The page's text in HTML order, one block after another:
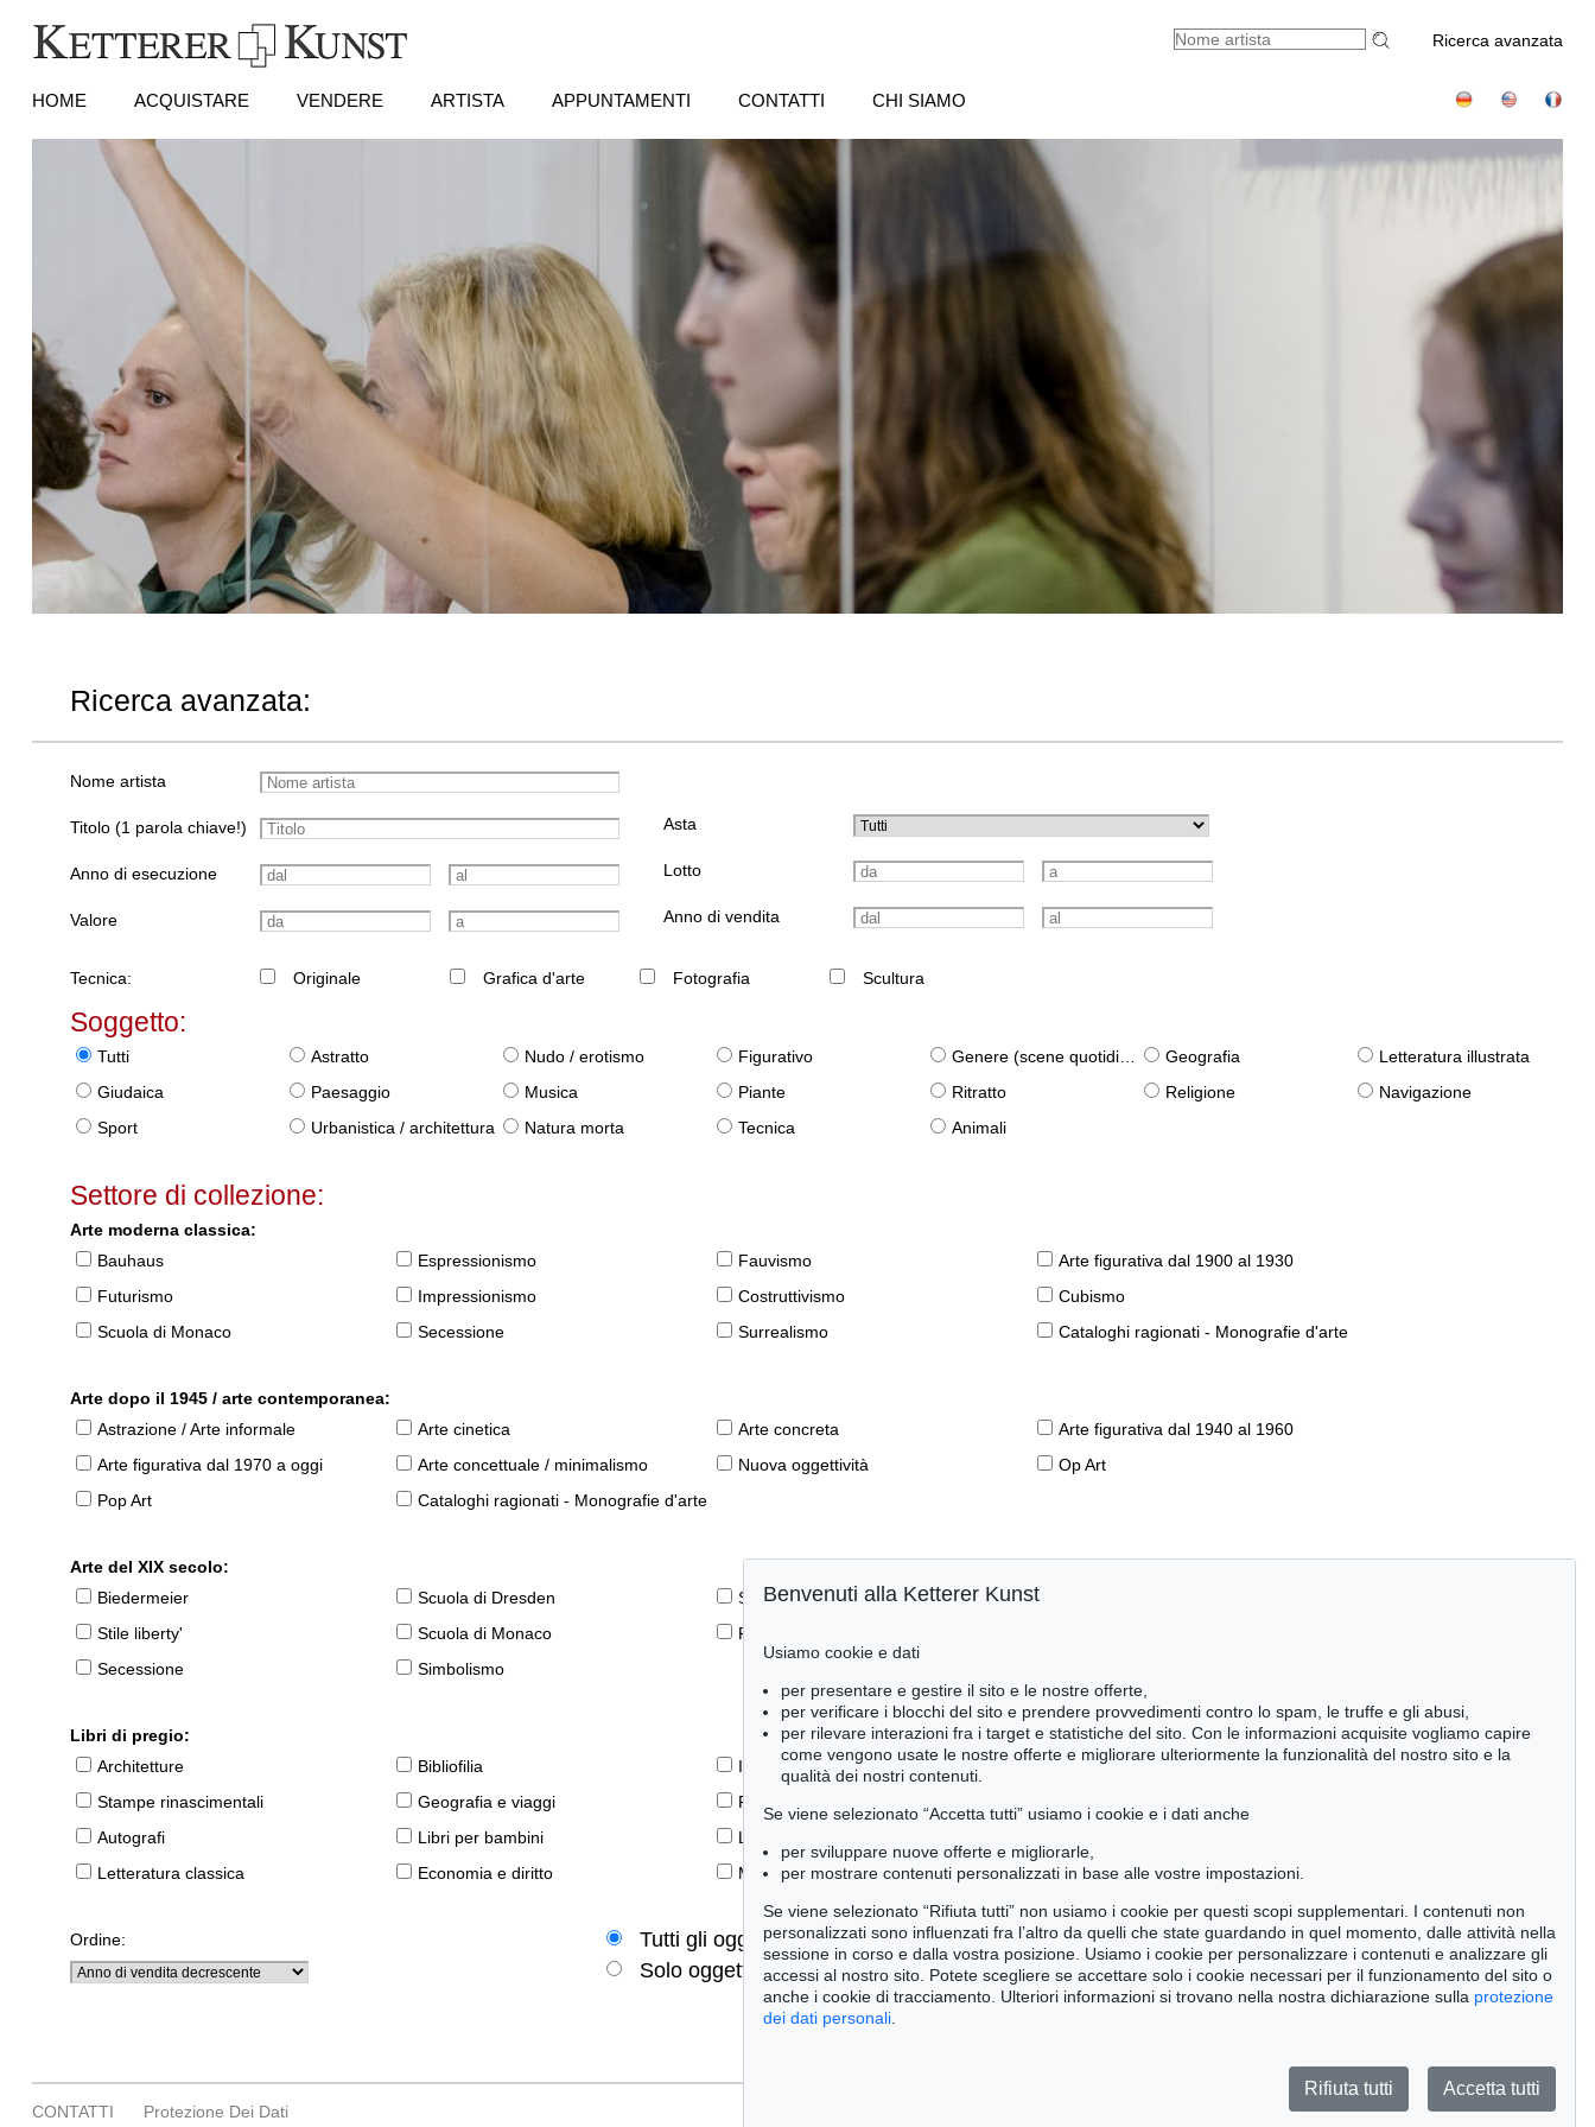
Ricerca avanzata
HOME ACQUISTARE VENDERE ARTISTA APPUNTAMENTI CONTATTI CHI SIAMO
Ricerca avanzata:
Nome artista
Titolo (1 parola chiave!)
Anno di esecuzione
Valore
Asta
Lotto
Anno di vendita
Tecnica: Originale Grafica d'arte Fotografia Scultura
Soggetto:
Tutti Astratto Nudo / erotismo Figurativo Genere (scene quotidiane) Geografia
Letteratura illustrata
Giudaica
Paesaggio Musica Piante Ritratto Religione
Navigazione
Sport
Urbanistica / architettura Natura morta Tecnica Animali
Settore di collezione:
Arte moderna classica:
Bauhaus
Espressionismo Fauvismo
Arte figurativa dal 1900 al 1930
Futurismo
Impressionismo Costruttivismo
Cubismo
Scuola di Monaco
Secessione Surrealismo Cataloghi ragionati - Monografie d'arte
Arte dopo il 1945 / arte contemporanea:
Astrazione / Arte informale
Arte cinetica Arte concreta
Arte figurativa dal 1940 al 1960
Arte figurativa dal 1970 a oggi
Arte concettuale / minimalismo Nuova oggettività
Op Art
Pop Art
Cataloghi ragionati - Monografie d'arte
Arte del XIX secolo:
Biedermeier
Scuola di Dresden Scuola di Düsseldorf
Stile liberty'
Scuola di Monaco Pittura tedesca settentrionale
Secessione
Simbolismo
Libri di pregio:
Architetture
Bibliofilia Il libro e la modernità
Incunaboli e stampe del XVI secolo
Stampe rinascimentali
Geografia e viaggi Prime edizioni
Autografi
Libri per bambini Lifestyle
Letteratura classica
Economia e diritto Meraviglie della natura Cimelia
Ordine: Tutti gli oggetti
Solo offerte attuali
Solo oggetti venduti
Cerca
CONTATTI Protezione Dei Dati
Benvenuti alla Ketterer Kunst
Usiamo cookie e dati
per presentare e gestire il sito e le nostre offerte,
per verificare i blocchi del sito e prendere provvedimenti contro lo spam, le truffe e gli abusi,
per rilevare interazioni fra i target e statistiche del sito. Con le informazioni acquisite vogliamo capire
come vengono usate le nostre offerte e migliorare ulteriormente la funzionalità del nostro sito e la
qualità dei nostri contenuti.
Se viene selezionato “Accetta tutti” usiamo i cookie e i dati anche
per sviluppare nuove offerte e migliorarle,
per mostrare contenuti personalizzati in base alle vostre impostazioni.
Se viene selezionato “Rifiuta tutti” non usiamo i cookie per questi scopi supplementari. I contenuti non
personalizzati sono influenzati fra l’altro da quelli che state guardando in quel momento, dalle attività nella
sessione in corso e dalla vostra posizione. Usiamo i cookie per personalizzare i contenuti e analizzare gli
accessi al nostro sito. Potete scegliere se accettare solo i cookie necessari per il funzionamento del sito o
anche i cookie di tracciamento. Ulteriori informazioni si trovano nella nostra dichiarazione sulla protezione
dei dati personali
Rifiuta tutti Accetta tutti